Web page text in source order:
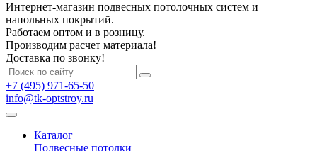
Интернет-магазин подвесных потолочных систем и
напольных покрытий.
Работаем оптом и в розницу.
Производим расчет материала!
Доставка по звонку!
+7 (495) 971-65-50
info@tk-optstroy.ru
Каталог
Подвесные потолки